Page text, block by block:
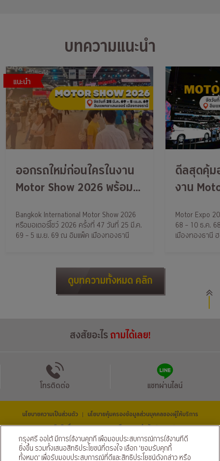
บทความแนะนำ
แนะนำ
ออกรถใหม่ก่อนใครในงาน
Motor Show 2026 พร้อม
จ่าย ติดตามกรุงศรี ออโต้ไว้
ได้เลย
Bangkok International Motor Show 2026
หรือมอเตอร์โชว์ 2026 ครั้งที่ 47 วันที่ 25 มี.ค.
69 – 5 เม.ย. 69 ณ อิมแพ็ค เมืองทองธานี
ดีลสุดคุ้ม
งาน
10 ธ.ค.
Motor Expo
68 – 10 ธ.ค.
เมืองทองธานี
ดูบทความทั้งหมด คลิก
สงสัยอะไรถามได้เลย!
โทรติดต่อ แชทผ่านไลน์
นโยบายความเป็นส่วนตัว | นโยบายคุ้มครองข้อมูลส่วนบุคคลของผู้ให้บริการ
© สงวนลิขสิทธิ์ 2569 ธนาคารกรุงศรีอยุธยา จำกัด (มหาชน) และ
บริษัท อยุธยา แคปปิตอล ออโต้ ลีส จำกัด (มหาชน)
ติดตามเราได้ที่
กรุงศรี ออโต้ มีการใช้งานคุกกี้ เพื่อมอบประสบการณ์การใช้งานที่ดี
ยิ่งขึ้น รวมทั้งเสนอสิทธิประโยชน์ที่ตรงใจ เลือก 'ยอมรับคุกกี้
ทั้งหมด' เพื่อรับมอบประสบการณ์ที่ดีและสิทธิประโยชน์ดังกล่าว หรือ